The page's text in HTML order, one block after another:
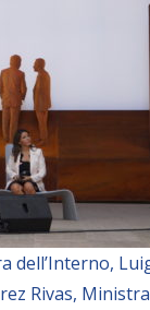
dell’Interno,
Rivas, Ministra